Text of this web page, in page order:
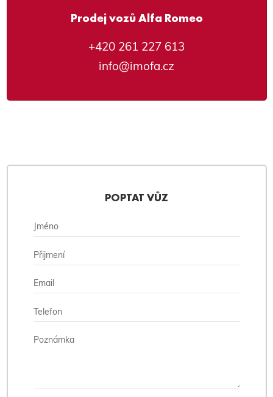
Prodej vozů Alfa Romeo
+420 261 227 613
info@imofa.cz
POPTAT VŮZ